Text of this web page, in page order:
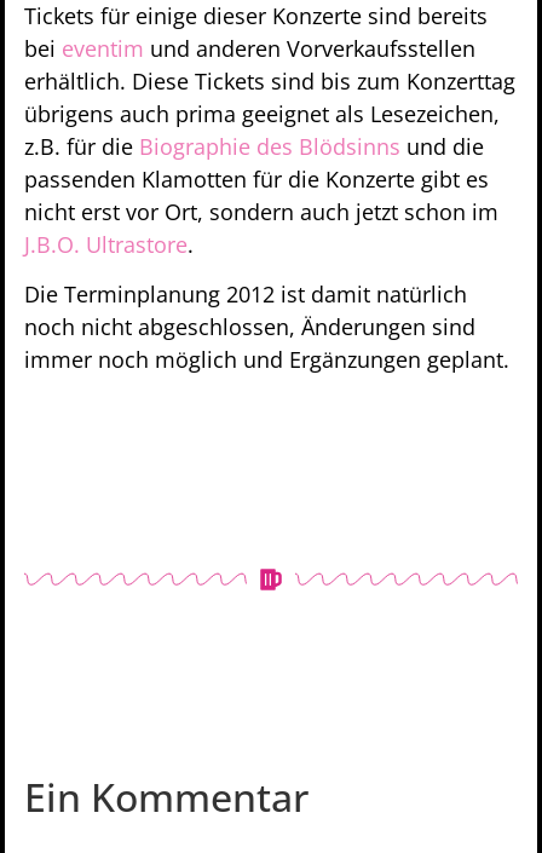
Tickets für einige dieser Konzerte sind bereits
bei eventim und anderen Vorverkaufsstellen
erhältlich. Diese Tickets sind bis zum Konzerttag
übrigens auch prima geeignet als Lesezeichen,
z.B. für die Biographie des Blödsinns und die
passenden Klamotten für die Konzerte gibt es
nicht erst vor Ort, sondern auch jetzt schon im
J.B.O. Ultrastore.
Die Terminplanung 2012 ist damit natürlich
noch nicht abgeschlossen, Änderungen sind
immer noch möglich und Ergänzungen geplant.
Ein Kommentar